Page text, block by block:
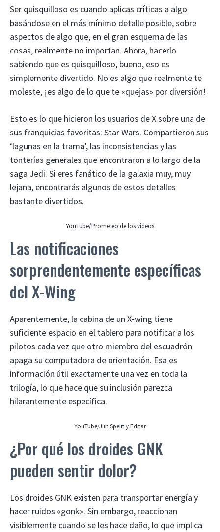
Ser quisquilloso es cuando aplicas críticas a algo
basándose en el más mínimo detalle posible, sobre
aspectos de algo que, en el gran esquema de las
cosas, realmente no importan. Ahora, hacerlo
sabiendo que es quisquilloso, bueno, eso es
simplemente divertido. No es algo que realmente te
moleste, ¡es algo de lo que te «quejas» por diversión!
Esto es lo que hicieron los usuarios de X sobre una de
sus franquicias favoritas: Star Wars. Compartieron sus
‘lagunas en la trama’, las inconsistencias y las
tonterías generales que encontraron a lo largo de la
saga Jedi. Si eres fanático de la galaxia muy, muy
lejana, encontrarás algunos de estos detalles
bastante divertidos.
YouTube/Prometeo de los vídeos
Las notificaciones
sorprendentemente específicas
del X-Wing
Aparentemente, la cabina de un X-wing tiene
suficiente espacio en el tablero para notificar a los
pilotos cada vez que otro miembro del escuadrón
apaga su computadora de orientación. Esa es
información útil exactamente una vez en toda la
trilogía, lo que hace que su inclusión parezca
hilarantemente específica.
YouTube/Jiin Spelit y Editar
¿Por qué los droides GNK
pueden sentir dolor?
Los droides GNK existen para transportar energía y
hacer ruidos «gonk». Sin embargo, reaccionan
visiblemente cuando se les hace daño, lo que implica